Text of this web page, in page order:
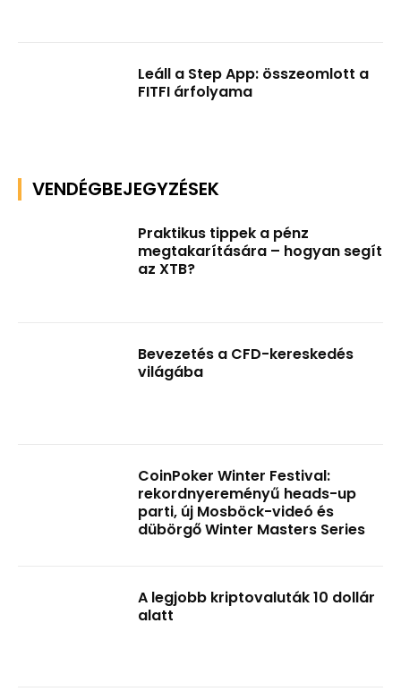
Leáll a Step App: összeomlott a
FITFI árfolyama
VENDÉGBEJEGYZÉSEK
Praktikus tippek a pénz
megtakarítására – hogyan segít
az XTB?
Bevezetés a CFD-kereskedés
világába
CoinPoker Winter Festival:
rekordnyereményű heads-up
parti, új Mosböck-videó és
dübörgő Winter Masters Series
A legjobb kriptovaluták 10 dollár
alatt